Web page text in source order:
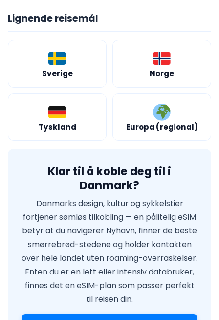
Lignende reisemål
Sverige Norge
Tyskland Europa (regional)
Klar til å koble deg til i
Danmark?
Danmarks design, kultur og sykkelstier
fortjener sømløs tilkobling — en pålitelig eSIM
betyr at du navigerer Nyhavn, finner de beste
smørrebrød-stedene og holder kontakten
over hele landet uten roaming-overraskelser.
Enten du er en lett eller intensiv databruker,
finnes det en eSIM-plan som passer perfekt
til reisen din.